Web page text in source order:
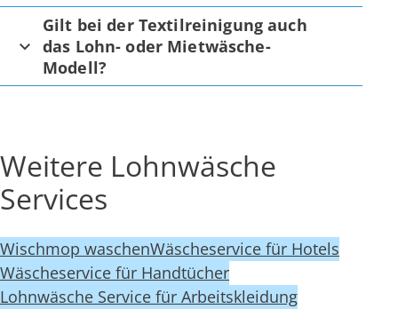
Gilt bei der Textilreinigung auch
das Lohn- oder Mietwäsche-
Modell?
Weitere Lohnwäsche
Services
Wischmop waschenWäscheservice für Hotels
Wäscheservice für Handtücher
Lohnwäsche Service für Arbeitskleidung